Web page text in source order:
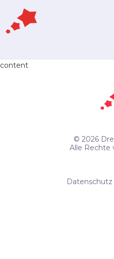
content
© 2026
Alle Rechte
Datenschutz